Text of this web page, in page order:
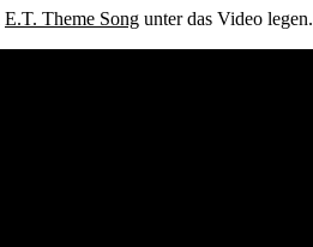
E.T. Theme Song unter das Video legen.